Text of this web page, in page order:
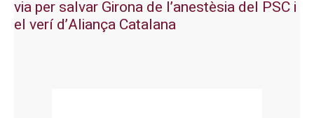
via per salvar Girona de l’anestèsia del PSC i
el verí d’Aliança Catalana